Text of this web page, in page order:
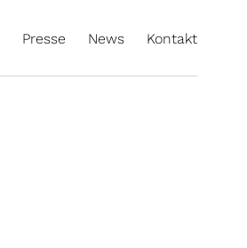
Presse News Kontakt